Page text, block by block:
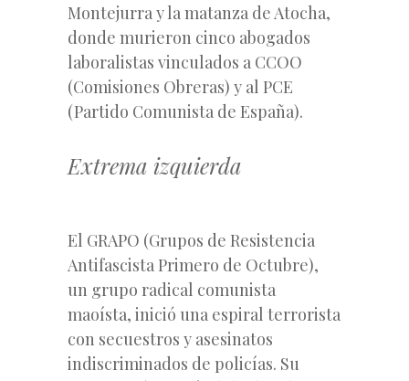
Montejurra y la matanza de Atocha,
donde murieron cinco abogados
laboralistas vinculados a CCOO
(Comisiones Obreras) y al PCE
(Partido Comunista de España).
Extrema izquierda
El GRAPO (Grupos de Resistencia
Antifascista Primero de Octubre),
un grupo radical comunista
maoísta, inició una espiral terrorista
con secuestros y asesinatos
indiscriminados de policías. Su